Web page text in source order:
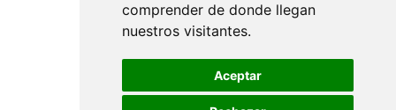
comprender de donde llegan
nuestros visitantes.
Aceptar